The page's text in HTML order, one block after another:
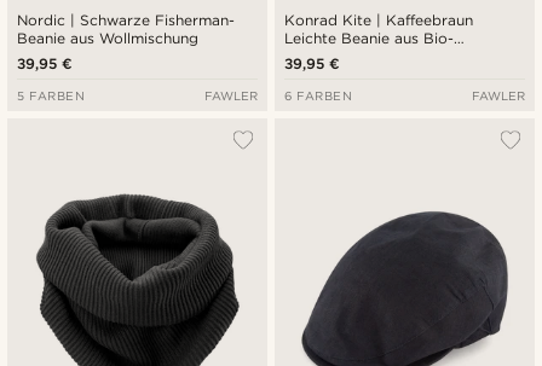
Nordic | Schwarze Fisherman-
Beanie aus Wollmischung
39,95 €
5 FARBEN FAWLER
Konrad Kite | Kaffeebraun
Leichte Beanie aus Bio-
Baumwolle
39,95 €
6 FARBEN FAWLER